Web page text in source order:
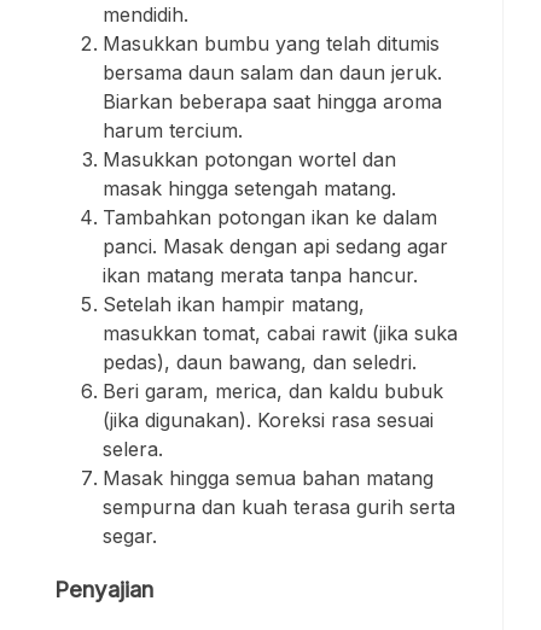
mendidih.
Masukkan bumbu yang telah ditumis
bersama daun salam dan daun jeruk.
Biarkan beberapa saat hingga aroma
harum tercium.
Masukkan potongan wortel dan
masak hingga setengah matang.
Tambahkan potongan ikan ke dalam
panci. Masak dengan api sedang agar
ikan matang merata tanpa hancur.
Setelah ikan hampir matang,
masukkan tomat, cabai rawit (jika suka
pedas), daun bawang, dan seledri.
Beri garam, merica, dan kaldu bubuk
(jika digunakan). Koreksi rasa sesuai
selera.
Masak hingga semua bahan matang
sempurna dan kuah terasa gurih serta
segar.
Penyajian